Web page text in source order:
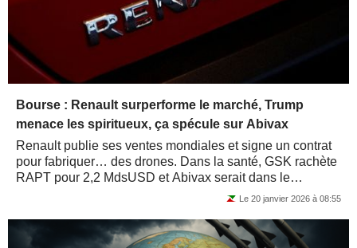
Bourse : Renault surperforme le marché, Trump
menace les spiritueux, ça spécule sur Abivax
Renault publie ses ventes mondiales et signe un contrat
pour fabriquer… des drones. Dans la santé, GSK rachète
RAPT pour 2,2 MdsUSD et Abivax serait dans le
collimateur d'AstraZeneca, après avoir...Le 20 janvier 2026 à 08:55